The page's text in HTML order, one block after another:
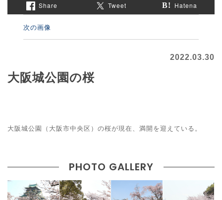
Share Tweet Hatena
次の画像
2022.03.30
大阪城公園の桜
大阪城公園（大阪市中央区）の桜が現在、満開を迎えている。
PHOTO GALLERY